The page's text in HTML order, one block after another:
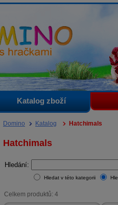
Katalog zboží
Domino Katalog Hatchimals
Hatchimals
Hledání:
Hledat v této kategorii
Celkem produktů: 4